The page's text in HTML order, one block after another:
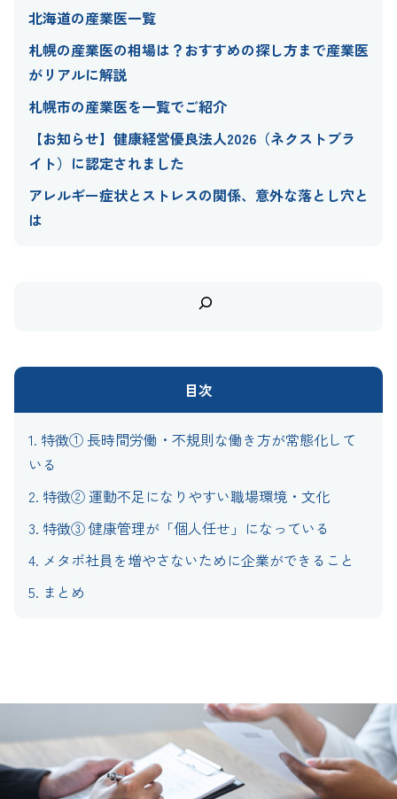
北海道の産業医一覧
札幌の産業医の相場は？おすすめの探し方まで産業医
がリアルに解説
札幌市の産業医を一覧でご紹介
【お知らせ】健康経営優良法人2026（ネクストブラ
イト）に認定されました
アレルギー症状とストレスの関係、意外な落とし穴と
は
目次
1. 特徴① 長時間労働・不規則な働き方が常態化して
いる
2. 特徴② 運動不足になりやすい職場環境・文化
3. 特徴③ 健康管理が「個人任せ」になっている
4. メタボ社員を増やさないために企業ができること
5. まとめ